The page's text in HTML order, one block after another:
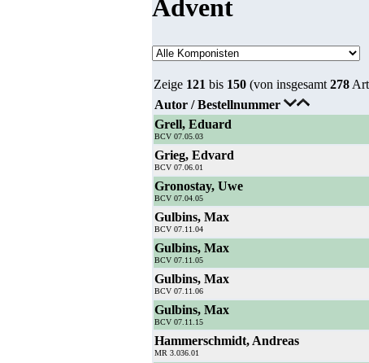
Advent
Zeige 121 bis 150 (von insgesamt 278
Autor / Bestellnummer
Grell, Eduard
BCV 07.05.03
Grieg, Edvard
BCV 07.06.01
Gronostay, Uwe
BCV 07.04.05
Gulbins, Max
BCV 07.11.04
Gulbins, Max
BCV 07.11.05
Gulbins, Max
BCV 07.11.06
Gulbins, Max
BCV 07.11.15
Hammerschmidt, Andreas
MR 3.036.01